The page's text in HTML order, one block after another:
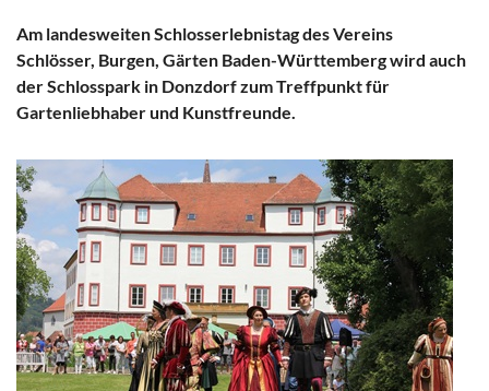
Am landesweiten Schlosserlebnistag des Vereins
Schlösser, Burgen, Gärten Baden-Württemberg wird auch
der Schlosspark in Donzdorf zum Treffpunkt für
Gartenliebhaber und Kunstfreunde.